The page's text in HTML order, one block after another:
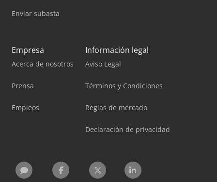
Enviar subasta
Empresa
Acerca de nosotros
Prensa
Empleos
Información legal
Aviso Legal
Términos y Condiciones
Reglas de mercado
Declaración de privacidad